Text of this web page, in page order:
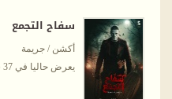
سفاح التجمع
أكشن / جريمة
يعرض حاليا في 37 سينمات